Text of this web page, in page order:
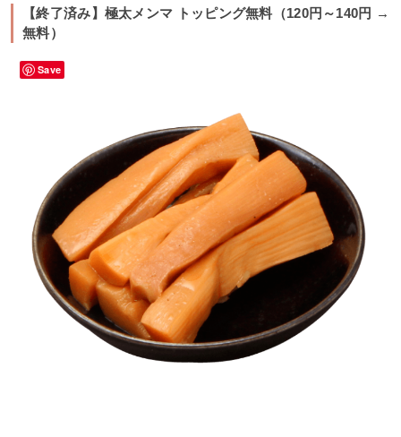
【終了済み】極太メンマ トッピング無料（120円～140円 →
無料）
Save